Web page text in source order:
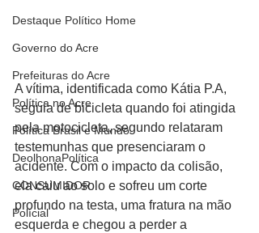
Destaque Político Home
Governo do Acre
Prefeituras do Acre
Política no Acre
Política Brasil e Mundo
DeolhonaPolítica
CONSUMIDOR
Polícial
A vítima, identificada como Kátia P.A,
seguia de bicicleta quando foi atingida
pela motocicleta, segundo relataram
testemunhas que presenciaram o
acidente. Com o impacto da colisão,
ela caiu ao solo e sofreu um corte
profundo na testa, uma fratura na mão
esquerda e chegou a perder a